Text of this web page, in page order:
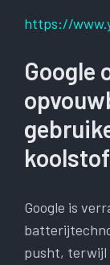
https://
Google
koolstof
Google is
pusht, terwijl